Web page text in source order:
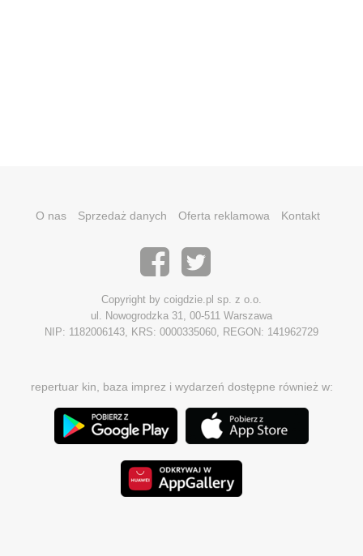
O nas Sprzedaż danych Oferta reklamowa Kontakt
Copyright by coigdzie.pl sp. z o.o.
ul. Nowogrodzka 31, 00-511 Warszawa
NIP: 1182006143, KRS: 0000335060, REGON: 141962729
repertuar kin, baza imprez i wydarzeń dostępne również w: